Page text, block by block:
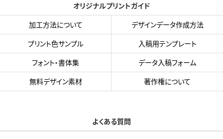
オリジナルプリントガイド
加工方法について
デザインデータ作成方法
プリント色サンプル
入稿用テンプレート
フォント・書体集
データ入稿フォーム
無料デザイン素材
著作権について
よくある質問